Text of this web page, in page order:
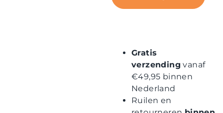
Gratis
verzending vanaf
€49,95 binnen
Nederland
Ruilen en